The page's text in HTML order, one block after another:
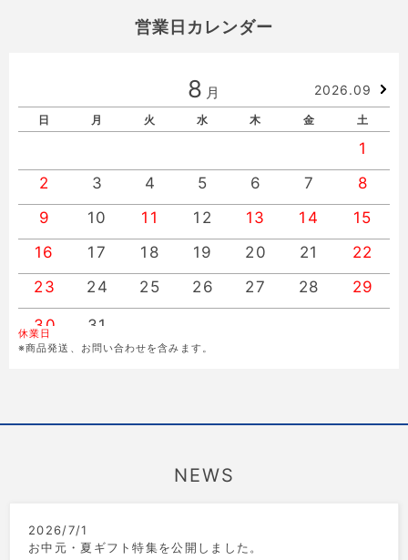
営業日カレンダー
8 月 2026.09
日 月 火 水 木 金 土
1
2
3 4 5 6 7
8
9
10 11 12 13 14
15
16
17 18 19 20 21
22
23
24 25 26 27 28 29
30 31
休業日
※商品発送、お問い合わせを含みます。
NEWS
2026/7/1
お中元・夏ギフト特集を公開しました。